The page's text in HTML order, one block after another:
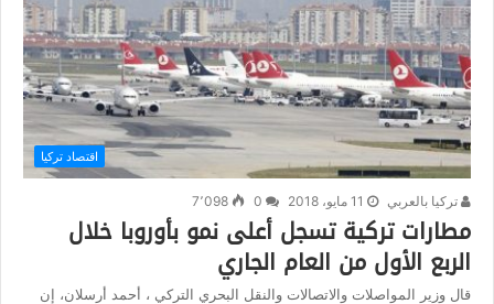
اقتصاد تركيا
تركيا بالعربي 11 مايو، 2018 7٬098
مطارات تركية تسجل أعلى نمو بأوروبا خلال
الربع الأول من العام الجاري
قال وزير المواصلات والاتصالات والنقل البحري التركي ، أحمد أرسلان، إن